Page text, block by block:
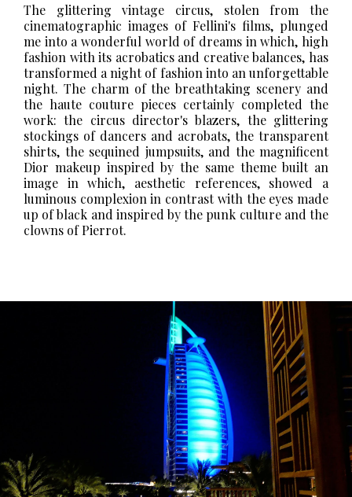
The glittering vintage circus, stolen from the
cinematographic images of Fellini's films, plunged
me into a wonderful world of dreams in which, high
fashion with its acrobatics and creative balances, has
transformed a night of fashion into an unforgettable
night. The charm of the breathtaking scenery and
the haute couture pieces certainly completed the
work: the circus director's blazers, the glittering
stockings of dancers and acrobats, the transparent
shirts, the sequined jumpsuits, and the magnificent
Dior makeup inspired by the same theme built an
image in which, aesthetic references, showed a
luminous complexion in contrast with the eyes made
up of black and inspired by the punk culture and the
clowns of Pierrot.